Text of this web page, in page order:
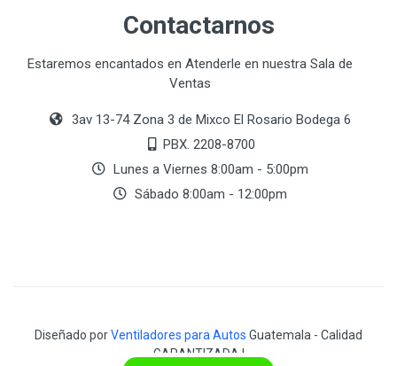
Contactarnos
Estaremos encantados en Atenderle en nuestra Sala de
Ventas
3av 13-74 Zona 3 de Mixco El Rosario Bodega 6
PBX. 2208-8700
Lunes a Viernes 8:00am - 5:00pm
Sábado 8:00am - 12:00pm
Diseñado porVentiladores para Autos Guatemala - Calidad
GARANTIZADA !